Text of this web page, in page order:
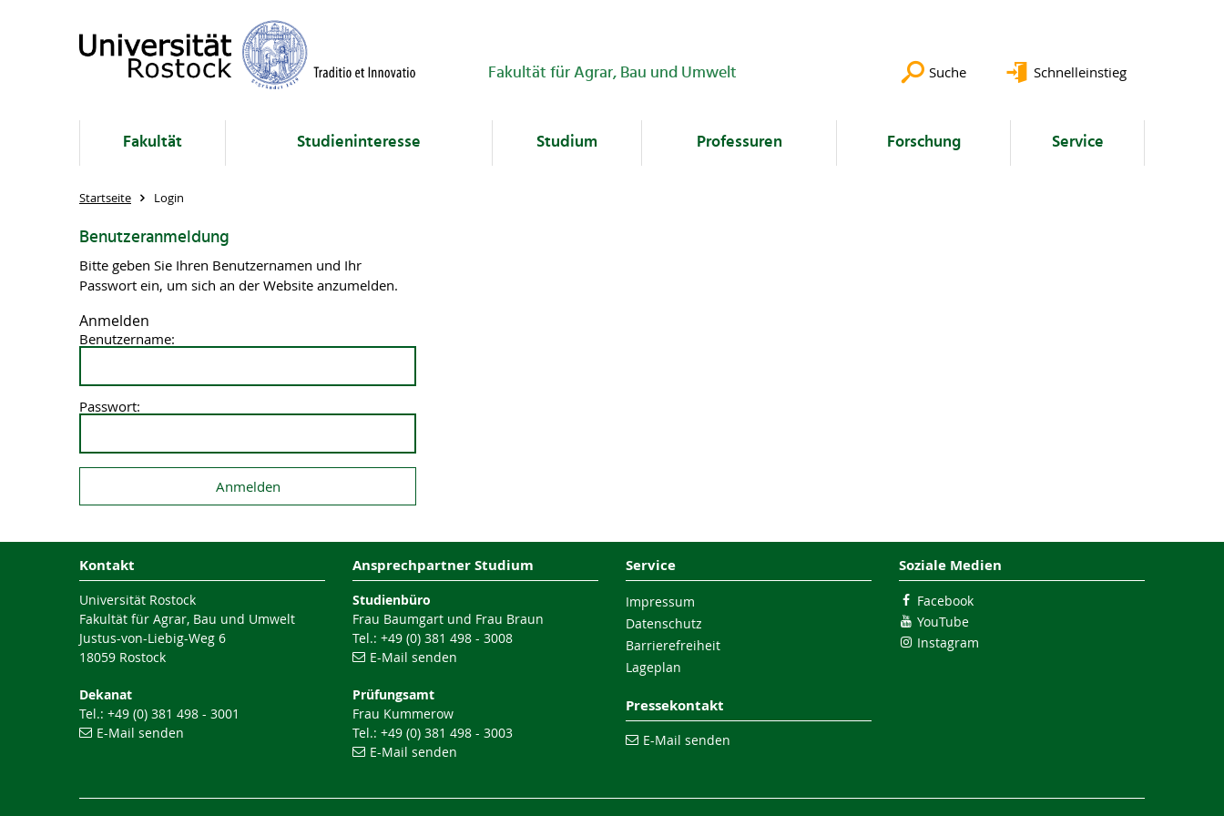
Fakultät für Agrar, Bau und Umwelt Suche Schnelleinstieg
Fakultät Studieninteresse Studium Professuren Forschung Service
Startseite Login
Benutzeranmeldung
Bitte geben Sie Ihren Benutzernamen und Ihr
Passwort ein, um sich an der Website anzumelden.
Anmelden
Benutzername:
Passwort:
Kontakt
Universität Rostock
Fakultät für Agrar, Bau und Umwelt
Justus-von-Liebig-Weg 6
18059 Rostock
Dekanat
Tel.: +49 (0) 381 498 - 3001
E-Mail senden
Ansprechpartner Studium
Studienbüro
Frau Baumgart und Frau Braun
Tel.: +49 (0) 381 498 - 3008
E-Mail senden
Prüfungsamt
Frau Kummerow
Tel.: +49 (0) 381 498 - 3003
E-Mail senden
Service
Impressum
Datenschutz
Barrierefreiheit
Lageplan
Pressekontakt
E-Mail senden
Soziale Medien
Facebook
YouTube
Instagram